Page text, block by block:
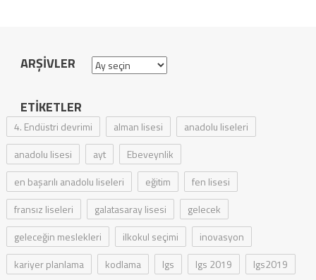
ARŞIVLER Arşivler
ETIKETLER
4. Endüstri devrimi alman lisesi
anadolu liseleri
anadolu lisesi
ayt
Ebeveynlik
en başarılı anadolu liseleri
eğitim
fen lisesi
fransız liseleri
galatasaray lisesi
gelecek
geleceğin meslekleri
ilkokul seçimi
inovasyon
kariyer planlama
kodlama lgs lgs 2019
lgs2019